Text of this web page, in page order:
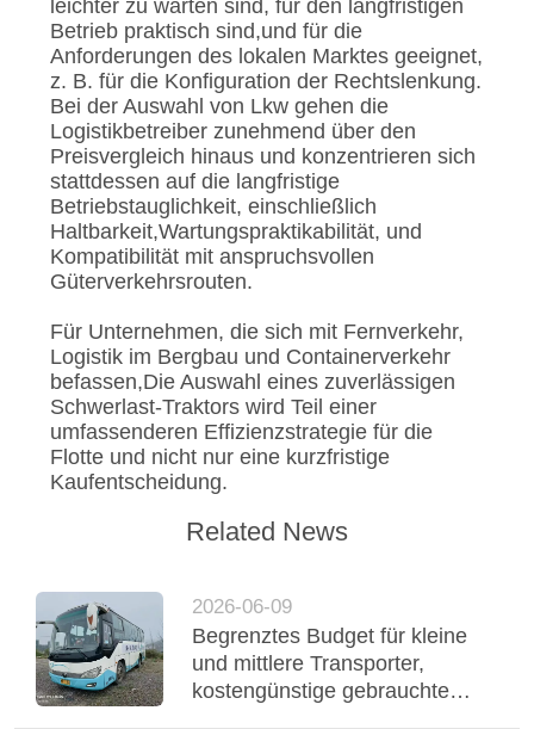
leichter zu warten sind, für den langfristigen
Betrieb praktisch sind,und für die
Anforderungen des lokalen Marktes geeignet,
z. B. für die Konfiguration der Rechtslenkung.
Bei der Auswahl von Lkw gehen die
Logistikbetreiber zunehmend über den
Preisvergleich hinaus und konzentrieren sich
stattdessen auf die langfristige
Betriebstauglichkeit, einschließlich
Haltbarkeit,Wartungspraktikabilität, und
Kompatibilität mit anspruchsvollen
Güterverkehrsrouten.
Für Unternehmen, die sich mit Fernverkehr,
Logistik im Bergbau und Containerverkehr
befassen,Die Auswahl eines zuverlässigen
Schwerlast-Traktors wird Teil einer
umfassenderen Effizienzstrategie für die
Flotte und nicht nur eine kurzfristige
Kaufentscheidung.
Related News
2026-06-09
Begrenztes Budget für kleine
und mittlere Transporter,
kostengünstige gebrauchte